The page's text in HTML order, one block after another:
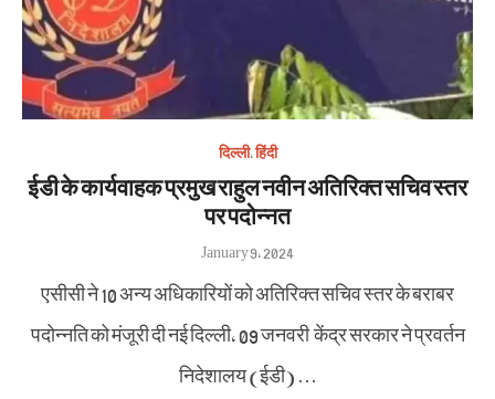
दिल्ली,हिंदी
ईडी के कार्यवाहक प्रमुख राहुल नवीन अतिरिक्त सचिव स्तर
पर पदोन्नत
Posted
on
January 9, 2024
एसीसी ने 10 अन्य अधिकारियों को अतिरिक्त सचिव स्तर के बराबर
पदोन्नति को मंजूरी दी नई दिल्ली, 09 जनवरी केंद्र सरकार ने प्रवर्तन
निदेशालय (ईडी) …